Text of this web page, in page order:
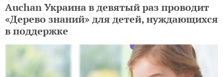
Auchan Украина в девятый раз проводит
«Дерево знаний» для детей, нуждающихся
в поддержке